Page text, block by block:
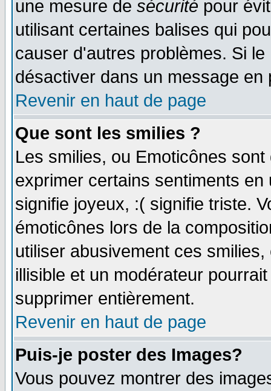
une mesure de sécurité pour
utilisant certaines balises qui
causer d'autres problèmes. Si
désactiver dans un message
Revenir en haut de page
Que sont les smilies ?
Les smilies, ou Emoticônes
exprimer certains sentiments
signifie joyeux, :( signifie triste.
émoticônes lors de la
utiliser abusivement ces
illisible et un modérateur
supprimer entièrement.
Revenir en haut de page
Puis-je poster des Images?
Vous pouvez montrer des